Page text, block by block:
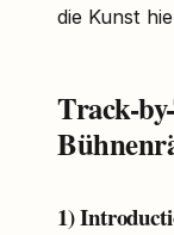
die Kunst
Track-
1)